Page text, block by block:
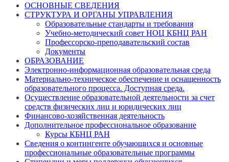
ОСНОВНЫЕ СВЕДЕНИЯ
СТРУКТУРА И ОРГАНЫ УПРАВЛЕНИЯ
Образовательные стандарты и требования
Учебно-методический совет НОЦ КБНЦ РАН
Профессорско-преподавательский состав
Документы
ОБРАЗОВАНИЕ
Электронно-информационная образовательная среда
Материально-техническое обеспечение и оснащенность
образовательного процесса. Доступная среда.
Осуществление образовательной деятельности за счет
средств физических лиц и юридических лиц
Финансово-хозяйственная деятельность
Дополнительное профессиональное образование
Курсы КБНЦ РАН
Сведения о контингенте обучающихся и основные
профессиональные образовательные программы